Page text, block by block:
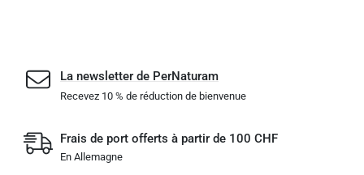
La newsletter de PerNaturam
Recevez 10 % de réduction de bienvenue
Frais de port offerts à partir de 100 CHF
En Allemagne